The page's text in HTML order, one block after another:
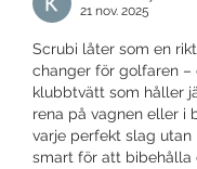
21 nov. 2025
Scrubi låter som en
changer för golfaren –
klubbtvätt som håller
rena på vagnen eller i
varje perfekt slag utan
smart för att bibehålla